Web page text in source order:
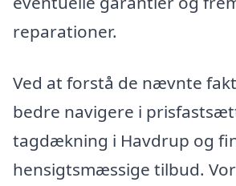
reparationer.
Ved at forstå de nævnte
bedre navigere i
tagdækning i Havdrup og
hensigtsmæssige tilbud.